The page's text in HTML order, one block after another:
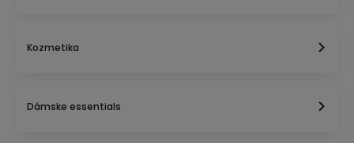
Kozmetika
Dámske essentials